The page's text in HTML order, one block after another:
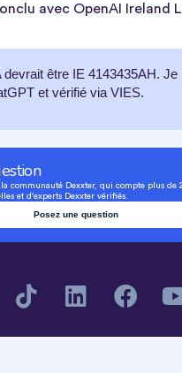
avec OpenAI Ireland
devrait être IE 4143435AH. Je
et vérifié via VIES.
communauté Dexxter, qui compte plus de
et d'experts Dexxter vérifiés.
Posez une question